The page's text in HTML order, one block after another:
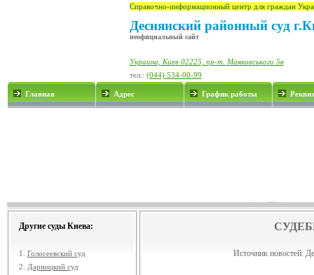
Справочно-информационный центр для граждан
Деснянский районный суд
неофициальный сайт
Украина, Киев 02225, пр-т. Маяковського 5в
тел.: (044) 534-00-99
Главная Адрес График работы
Другие суды Киева:
1. Голосеевский суд
2.
Дарницкий суд
Источник новостей: